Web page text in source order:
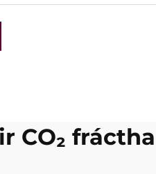
CO₂ fráctha